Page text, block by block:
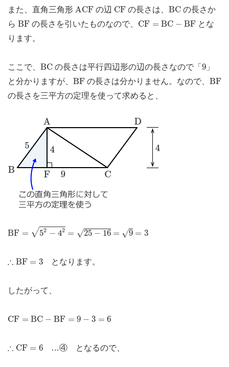
また、直角三角形 ACF
A CF の辺 CF
CF の長さは、 BC
BC の長さか
ら BF
BF の長さを引いたものなので、 CF = BC − BF
CF= C−B
とな
ります。
ここで、 BC
BC の長さは平行四辺形の辺の長さなので「 9
9 」
と分かりますが、 BF
BF の長さは分かりません。なので、 BF
BF
の長さを三平方の定理を使って求めると、
BF = √52 − 42 = √25 − 16
42=25−
= √9 = 3
3
∴ BF = 3
∴ BF= となります。
したがって、
CF = BC − BF = 9 − 3 = 6
CF= C−B =9− 6
∴ CF = 6
∴ CF= …④ となるので、